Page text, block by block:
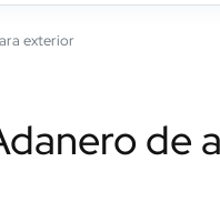
exterior
de